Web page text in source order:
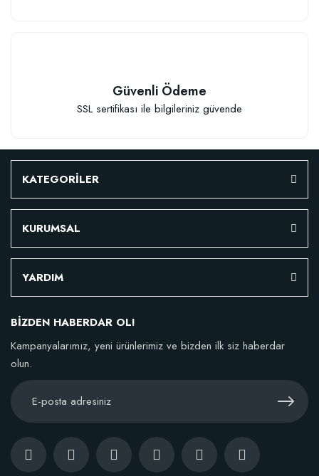
Güvenli Ödeme
SSL sertifikası ile bilgileriniz güvende
KATEGORİLER
KURUMSAL
YARDIM
BİZDEN HABERDAR OL!
Kampanyalarımız, yeni ürünlerimiz ve bizden ilk siz haberdar
olun.